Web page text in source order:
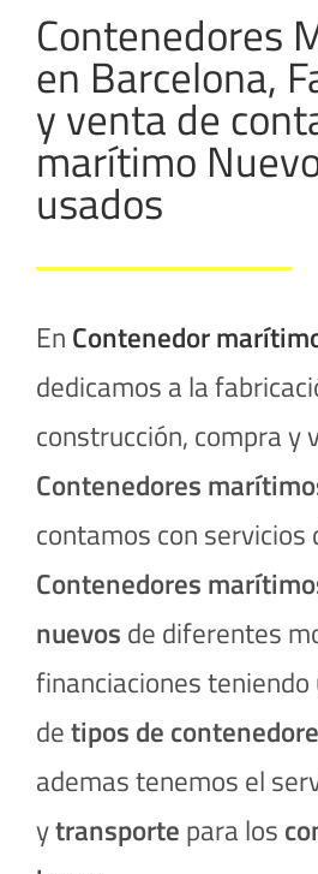
Contenedores
en Barcelona,
y venta de
marítimo
usados
En Contenedor
dedicamos a la
construcción, compra y
Contenedores
contamos con servicios
Contenedores
nuevos de diferentes
financiaciones
detipos de
ademas tenemos el
ytransporte para los